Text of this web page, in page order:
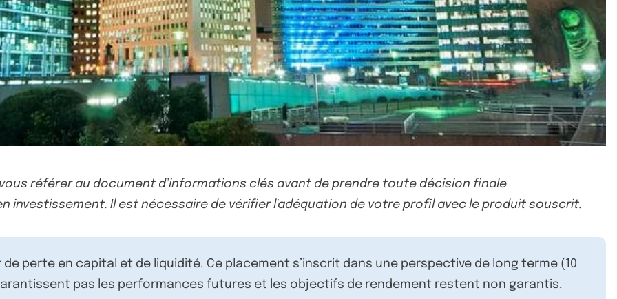
référer au document d’informations clés avant de prendre toute décision finale
investissement. Il est nécessaire de vérifier l'adéquation de votre profil avec le produit souscrit.
perte en capital et de liquidité. Ce placement s’inscrit dans une perspective de long terme (10
pas les performances futures et les objectifs de rendement restent non garantis.